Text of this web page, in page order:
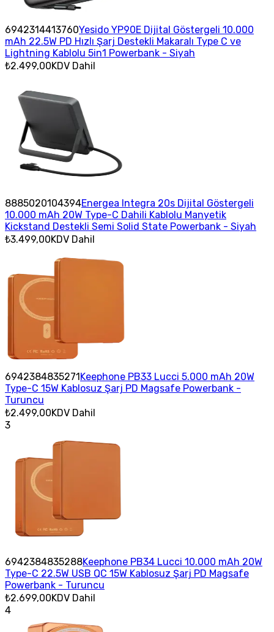
6942314413760Yesido YP90E Dijital Göstergeli 10.000
mAh 22.5W PD Hızlı Şarj Destekli Makaralı Type C ve
Lightning Kablolu 5in1 Powerbank - Siyah
₺2.499,00KDV Dahil
8885020104394Energea Integra 20s Dijital Göstergeli
10.000 mAh 20W Type-C Dahili Kablolu Manyetik
Kickstand Destekli Semi Solid State Powerbank - Siyah
₺3.499,00KDV Dahil
6942384835271Keephone PB33 Lucci 5.000 mAh 20W
Type-C 15W Kablosuz Şarj PD Magsafe Powerbank -
Turuncu
₺2.499,00KDV Dahil
3
6942384835288Keephone PB34 Lucci 10.000 mAh 20W
Type-C 22.5W USB QC 15W Kablosuz Şarj PD Magsafe
Powerbank - Turuncu
₺2.699,00KDV Dahil
4